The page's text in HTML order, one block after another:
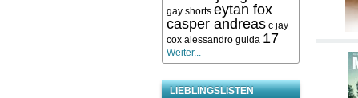
gay shorts eytan fox
casper andreas c jay
cox alessandro guida 17
Weiter...
LIEBLINGSLISTEN